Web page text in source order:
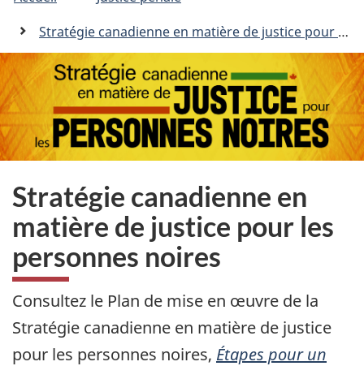
a
d
a
.
c
a
ici
:
Stratégie canadienne en matière de justice pour les personnes noires
Stratégie canadienne en
matière de justice pour les
personnes noires
Consultez le Plan de mise en œuvre de la
Stratégie canadienne en matière de justice
pour les personnes noires, Étapes pour un